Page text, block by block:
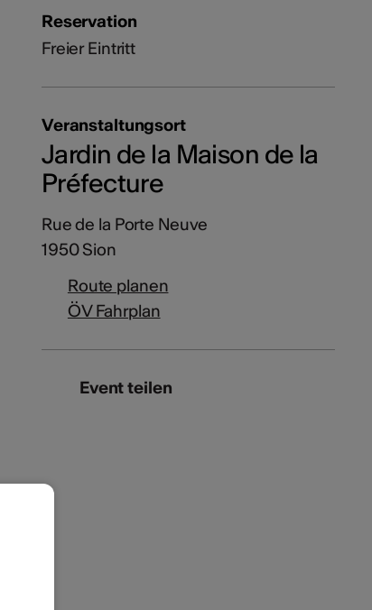
Reservation
Freier Eintritt
Veranstaltungsort
Jardin de la Maison de la
Préfecture
Rue de la Porte Neuve
1950 Sion
Route planen
ÖV Fahrplan
Event teilen